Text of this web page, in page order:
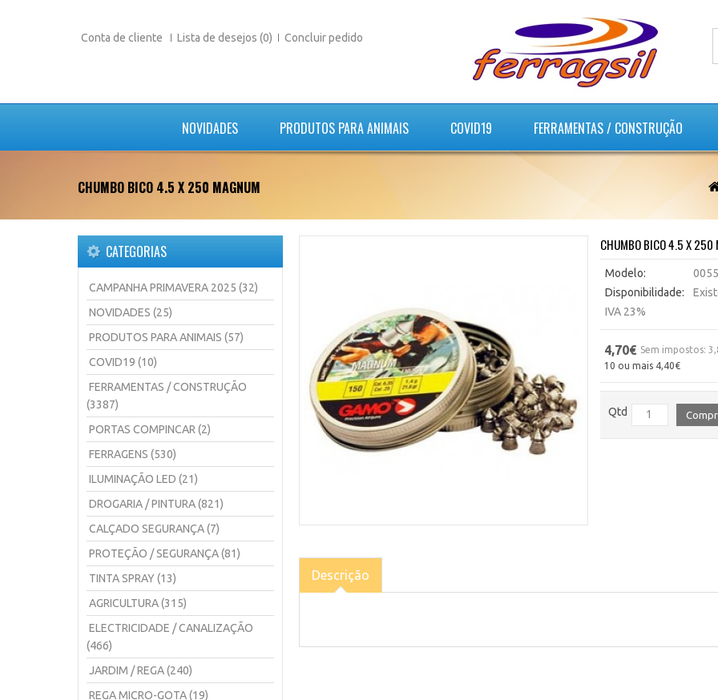
Conta de cliente Lista de desejos (0) Concluir pedido
NOVIDADES PRODUTOS PARA ANIMAIS COVID19 FERRAMENTAS / CONSTRUÇÃO
CHUMBO BICO 4.5 X 250 MAGNUM
CATEGORIAS
CAMPANHA PRIMAVERA 2025 (32)
NOVIDADES (25)
PRODUTOS PARA ANIMAIS (57)
COVID19 (10)
FERRAMENTAS / CONSTRUÇÃO
(3387)
PORTAS COMPINCAR (2)
FERRAGENS (530)
ILUMINAÇÃO LED (21)
DROGARIA / PINTURA (821)
CALÇADO SEGURANÇA (7)
PROTEÇÃO / SEGURANÇA (81)
TINTA SPRAY (13)
AGRICULTURA (315)
ELECTRICIDADE / CANALIZAÇÃO
(466)
JARDIM / REGA (240)
REGA MICRO-GOTA (19)
CHUMBO BICO 4.5 X 250
Modelo:
Disponibilidade:
IVA 23%
4,70€ Sem impostos:
10 ou mais 4,40€
Qtd
Descrição